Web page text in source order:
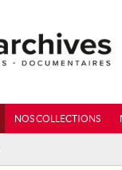
NOS COLLECTIONS